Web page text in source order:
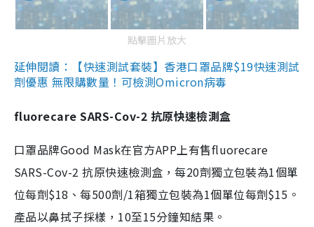
點擊圖片放大
延伸閱讀：【快速測試套裝】香港口罩品牌$19快速測試
劑優惠 無限購數量！可檢測Omicron病毒
fluorecare SARS-Cov-2 抗原快速檢測盒
口罩品牌Good Mask在官方APP上有售fluorecare
SARS-Cov-2 抗原快速檢測盒，每20劑獨立包裝為1個單
位每劑$18、每500劑/1箱獨立包裝為1個單位每劑$15。
產品以鼻拭子採樣，10至15分鐘知結果。